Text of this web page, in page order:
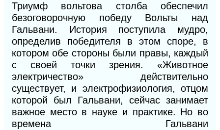
Триумф вольтова столба обеспечил
безоговорочную победу Вольты над
Гальвани. История поступила мудро,
определив победителя в этом споре, в
котором обе стороны были правы, каждый
с своей точки зрения. «Животное
электричество» действительно
существует, и электрофизиология, отцом
которой был Гальвани, сейчас занимает
важное место в науке и практике. Но во
времена Гальвани